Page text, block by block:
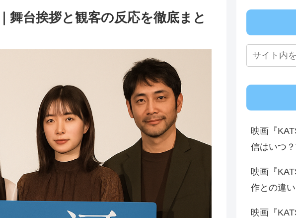
舞台挨拶と観客の反応を徹底まと
映画『
信はいつ
映画『
作との違
映画『